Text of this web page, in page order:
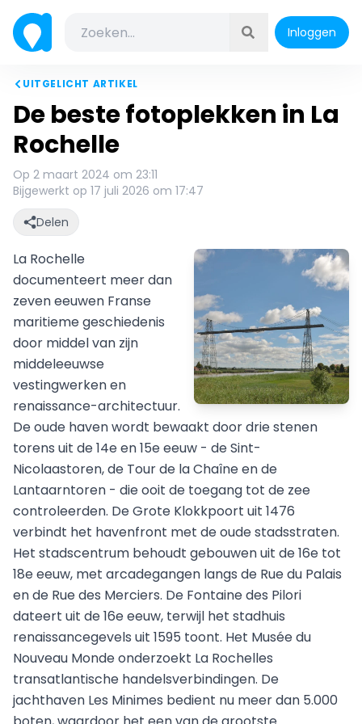
Inloggen
UITGELICHT ARTIKEL
De beste fotoplekken in La
Rochelle
Op 2 maart 2024 om 23:11
Bijgewerkt op 17 juli 2026 om 17:47
Delen
La Rochelle
documenteert meer dan
zeven eeuwen Franse
maritieme geschiedenis
door middel van zijn
middeleeuwse
vestingwerken en
renaissance-architectuur.
De oude haven wordt bewaakt door drie stenen
torens uit de 14e en 15e eeuw - de Sint-
Nicolaastoren, de Tour de la Chaîne en de
Lantaarntoren - die ooit de toegang tot de zee
controleerden. De Grote Klokkpoort uit 1476
verbindt het havenfront met de oude stadsstraten.
Het stadscentrum behoudt gebouwen uit de 16e tot
18e eeuw, met arcadegangen langs de Rue du Palais
en de Rue des Merciers. De Fontaine des Pilori
dateert uit de 16e eeuw, terwijl het stadhuis
renaissancegevels uit 1595 toont. Het Musée du
Nouveau Monde onderzoekt La Rochelles
transatlantische handelsverbindingen. De
jachthaven Les Minimes bedient nu meer dan 5.000